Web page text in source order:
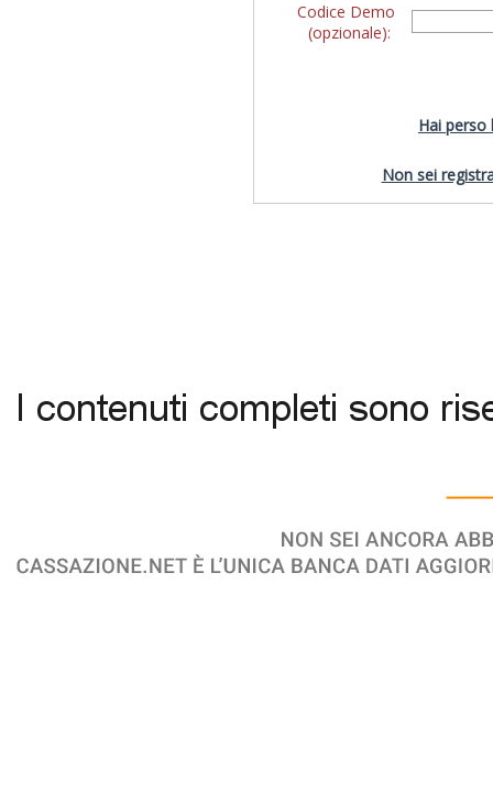
Codice Demo
(opzionale):
Hai perso
Non sei